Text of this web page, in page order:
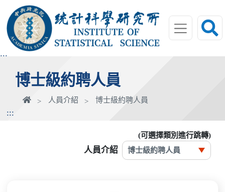
到
主
內
:::
博士級約聘人員
首
人員介紹 博士級約聘人員
:::
(可選擇類別進行跳轉)
人員介紹